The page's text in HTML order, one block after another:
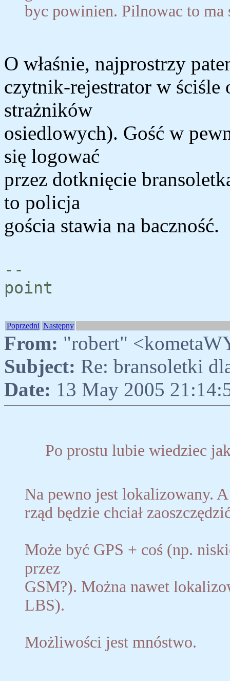
byc powinien. Pilnowac to ma
O właśnie, najprostrzy
czytnik-rejestrator w
strażników
osiedlowych). Gość w
się logować
przez dotknięcie
to policja
gościa stawia na baczność.
--
point
Poprzedni Następny
From: "robert"
Subject: Re: bransoletki
Date: 13 May 2005
Po prostu lubie wiedziec
Na pewno jest lokalizowany.
rząd będzie chciał
Może być GPS + coś (np.
przez
GSM?). Można nawet
LBS).
Możliwości jest mnóstwo.